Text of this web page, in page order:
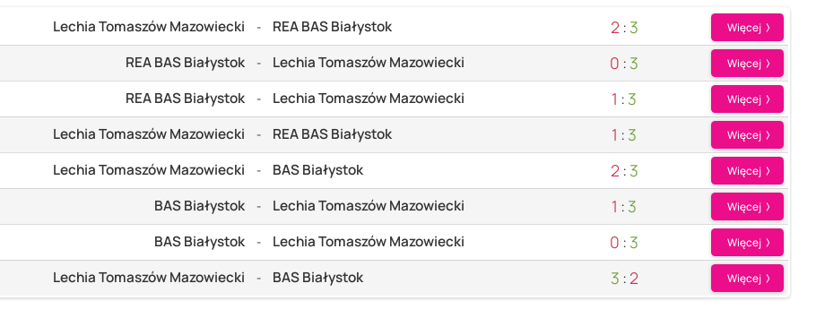
Lechia Tomaszów Mazowiecki - REA BAS Białystok 2 : 3 Więcej
REA BAS Białystok - Lechia Tomaszów Mazowiecki 0 : 3 Więcej
REA BAS Białystok - Lechia Tomaszów Mazowiecki 1 : 3 Więcej
Lechia Tomaszów Mazowiecki - REA BAS Białystok 1 : 3 Więcej
Lechia Tomaszów Mazowiecki - BAS Białystok 2 : 3 Więcej
BAS Białystok - Lechia Tomaszów Mazowiecki 1 : 3 Więcej
BAS Białystok - Lechia Tomaszów Mazowiecki 0 : 3 Więcej
Lechia Tomaszów Mazowiecki - BAS Białystok 3 : 2 Więcej